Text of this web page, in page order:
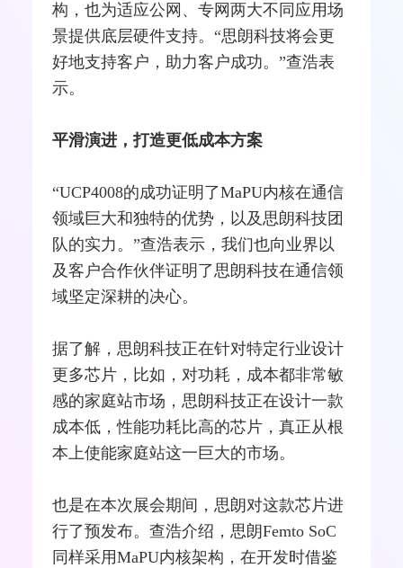
构，也为适应公网、专网两大不同应用场
景提供底层硬件支持。“思朗科技将会更
好地支持客户，助力客户成功。”查浩表
示。
平滑演进，打造更低成本方案
“UCP4008的成功证明了MaPU内核在通信
领域巨大和独特的优势，以及思朗科技团
队的实力。”查浩表示，我们也向业界以
及客户合作伙伴证明了思朗科技在通信领
域坚定深耕的决心。
据了解，思朗科技正在针对特定行业设计
更多芯片，比如，对功耗，成本都非常敏
感的家庭站市场，思朗科技正在设计一款
成本低，性能功耗比高的芯片，真正从根
本上使能家庭站这一巨大的市场。
也是在本次展会期间，思朗对这款芯片进
行了预发布。查浩介绍，思朗Femto SoC
同样采用MaPU内核架构，在开发时借鉴